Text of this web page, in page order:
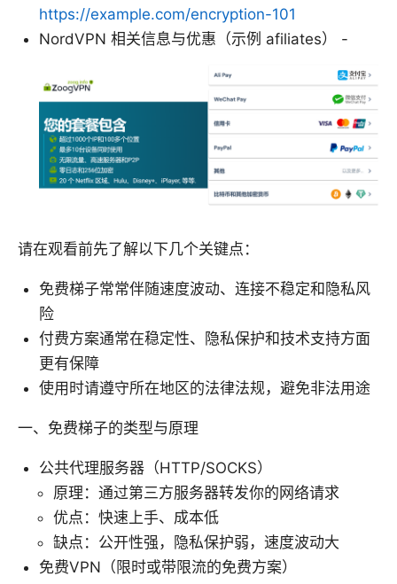
https://example.com/encryption-101
NordVPN 相关信息与优惠（示例 afiliates） -
请在观看前先了解以下几个关键点：
免费梯子常常伴随速度波动、连接不稳定和隐私风
险
付费方案通常在稳定性、隐私保护和技术支持方面
更有保障
使用时请遵守所在地区的法律法规，避免非法用途
一、免费梯子的类型与原理
公共代理服务器（HTTP/SOCKS）
原理：通过第三方服务器转发你的网络请求
优点：快速上手、成本低
缺点：公开性强，隐私保护弱，速度波动大
免费VPN（限时或带限流的免费方案）